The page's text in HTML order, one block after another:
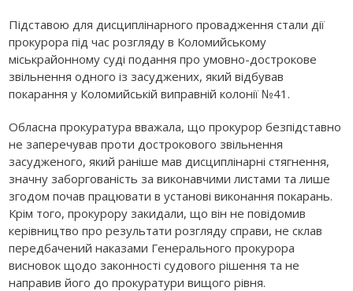
Підставою для дисциплінарного провадження стали дії
прокурора під час розгляду в Коломийському
міськрайонному суді подання про умовно-дострокове
звільнення одного із засуджених, який відбував
покарання у Коломийській виправній колонії №41.
Обласна прокуратура вважала, що прокурор безпідставно
не заперечував проти дострокового звільнення
засудженого, який раніше мав дисциплінарні стягнення,
значну заборгованість за виконавчими листами та лише
згодом почав працювати в установі виконання покарань.
Крім того, прокурору закидали, що він не повідомив
керівництво про результати розгляду справи, не склав
передбачений наказами Генерального прокурора
висновок щодо законності судового рішення та не
направив його до прокуратури вищого рівня.